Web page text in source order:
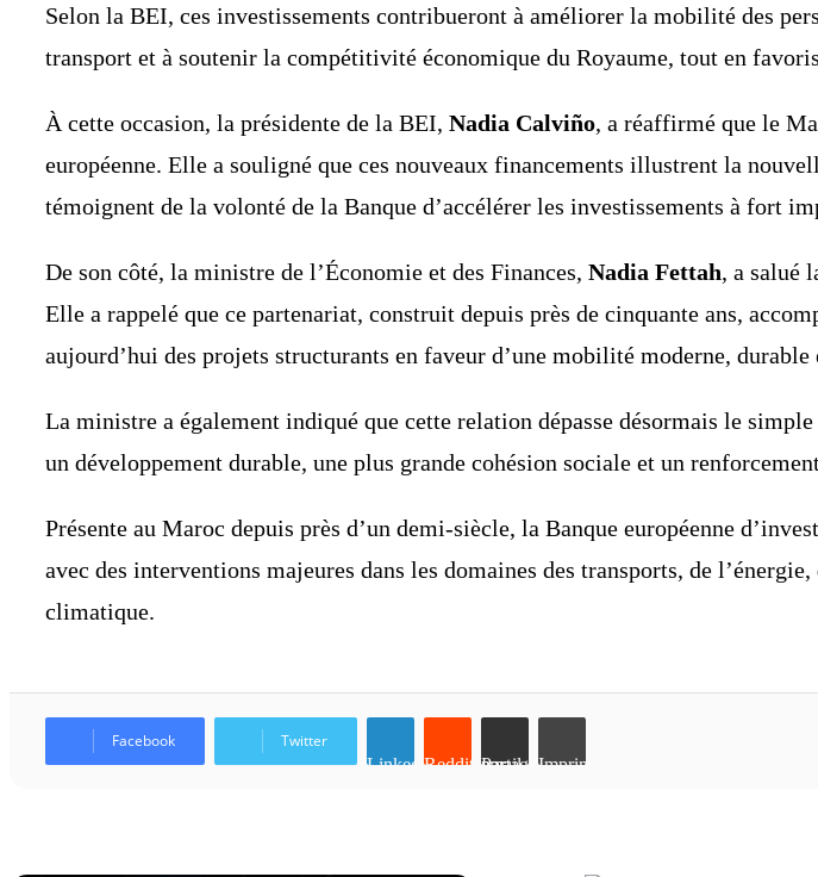
Selon la BEI, ces investissements contribueront à améliorer la mobilité des
transport et à soutenir la compétitivité économique du Royaume, tout en
À cette occasion, la présidente de la BEI, Nadia Calviño, a réaffirmé que le
européenne. Elle a souligné que ces nouveaux financements illustrent la
témoignent de la volonté de la Banque d’accélérer les investissements à fort
De son côté, la ministre de l’Économie et des Finances, Nadia Fettah, a salué
Elle a rappelé que ce partenariat, construit depuis près de cinquante ans,
aujourd’hui des projets structurants en faveur d’une mobilité moderne,
La ministre a également indiqué que cette relation dépasse désormais le
un développement durable, une plus grande cohésion sociale et un
Présente au Maroc depuis près d’un demi-siècle, la Banque européenne
avec des interventions majeures dans les domaines des transports, de
climatique.
Facebook
Twitter
LinkedinReddit Partager par email Imprimer